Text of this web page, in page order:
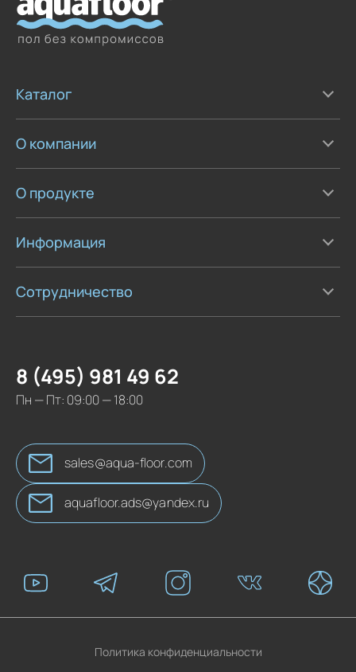
Каталог
О компании
О продукте
Информация
Сотрудничество
8 (495) 981 49 62
Пн — Пт: 09:00 — 18:00
sales@aqua-floor.com
aquafloor.ads@yandex.ru
Политика конфиденциальности